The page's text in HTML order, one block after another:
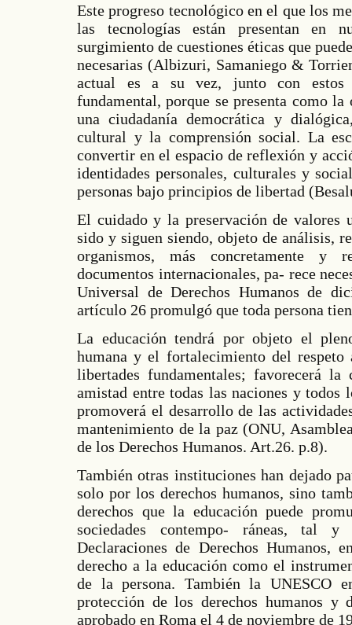
Este progreso tecnológico en el que los
las tecnologías están presentan en
surgimiento de cuestiones éticas que
necesarias (Albizuri, Samaniego &
actual es a su vez, junto con estos
fundamental, porque se presenta como
una ciudadanía democrática y
cultural y la comprensión social. La
convertir en el espacio de reflexión y
identidades personales, culturales y
personas bajo principios de libertad
El cuidado y la preservación de valores
sido y siguen siendo, objeto de análisis,
organismos, más concretamente y
documentos internacionales, pa- rece
Universal de Derechos Humanos de
artículo 26 promulgó que toda persona
La educación tendrá por objeto el
humana y el fortalecimiento del respeto
libertades fundamentales; favorecerá
amistad entre todas las naciones y
promoverá el desarrollo de las
mantenimiento de la paz (ONU,
de los Derechos Humanos. Art.26. p.8).
También otras instituciones han dejado
solo por los derechos humanos, sino
derechos que la educación puede
sociedades contempo- ráneas, tal
Declaraciones de Derechos Humanos,
derecho a la educación como el
de la persona. También la UNESCO
protección de los derechos humanos y
aprobado en Roma el 4 de noviembre de